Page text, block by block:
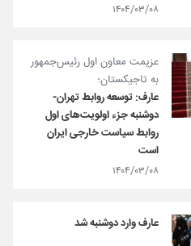
۱۴۰۴/۰۳/۰۸
عزیمت معاون اول رئیس‌جمهور
به تاجیکستان؛
عارف: توسعه روابط تهران-
دوشنبه جزء اولویت‌های اول
روابط سیاست خارجی ایران
است
۱۴۰۴/۰۳/۰۸
عارف وارد دوشنبه شد